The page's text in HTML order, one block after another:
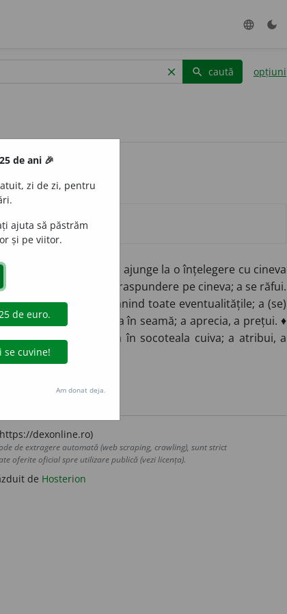
language dark_mode
clear search caută opțiuni
♦
A ajunge la o înțelegere cu cineva
cu cineva, a trage la raspundere pe cineva; a se răfui.
A analiza ceva cumpănind toate eventualitățile; a (se)
cuviință. Tranz.
A lua în seamă; a aprecia, a prețui. ♦
(Rar) A pune ceva în socoteala cuiva; a atribui, a
dexonline.ro)
de extragere automată (web scraping, crawling), sunt strict
oferite oficial spre utilizare publică (vezi licența).
de Hosterion
de ani 🎉
zi de zi, pentru
ajuta să păstrăm
și pe viitor.
Am donat deja.